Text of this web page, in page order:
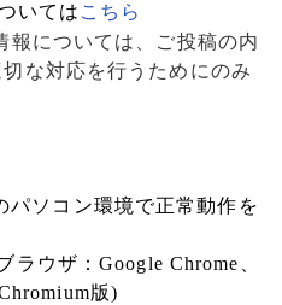
いては こちら
については、ご投稿の内
な対応を行うためにのみ
パソコン環境で正常動作を
ウザ：Google Chrome、
版)